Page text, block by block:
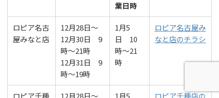
業日時
ロピア名古
屋みなと店
12月28日～
12月30日 9
時～21時
12月31日 9
時～19時
1月5
日 10
時～21
時
ロピア名古屋み
なと店のチラシ